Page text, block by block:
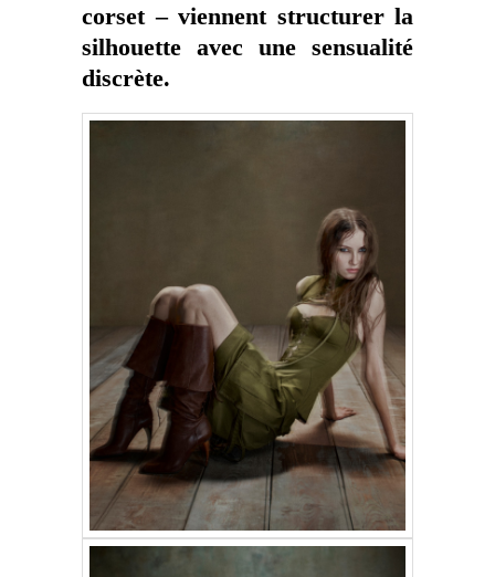
corset – viennent structurer la
silhouette avec une sensualité
discrète.